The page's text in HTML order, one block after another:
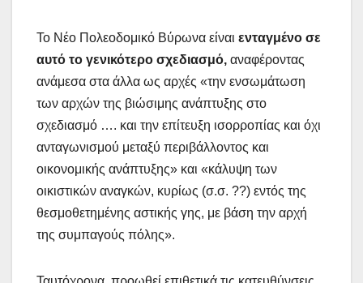
Το Νέο Πολεοδομικό Βύρωνα είναι ενταγμένο σε
αυτό το γενικότερο σχεδιασμό, αναφέροντας
ανάμεσα στα άλλα ως αρχές «την ενσωμάτωση
των αρχών της βιώσιμης ανάπτυξης στο
σχεδιασμό …. και την επίτευξη ισορροπίας και όχι
ανταγωνισμού μεταξύ περιβάλλοντος και
οικονομικής ανάπτυξης» και «κάλυψη των
οικιστικών αναγκών, κυρίως (σ.σ. ??) εντός της
θεσμοθετημένης αστικής γης, με βάση την αρχή
της συμπαγούς πόλης».